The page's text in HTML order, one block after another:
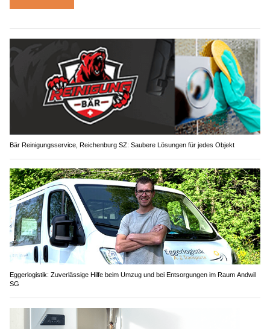
Bär Reinigungsservice, Reichenburg SZ: Saubere Lösungen für jedes Objekt
Eggerlogistik: Zuverlässige Hilfe beim Umzug und bei Entsorgungen im Raum Andwil
SG